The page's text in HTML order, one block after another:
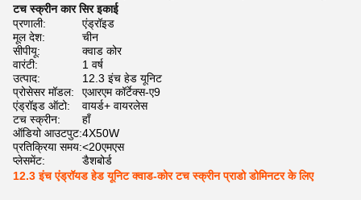
टच स्क्रीन कार सिर इकाई
प्रणाली:
एंड्रॉइड
मूल देश:
चीन
सीपीयू:
क्वाड कोर
वारंटी:
1 वर्ष
उत्पाद:
12.3 इंच हेड यूनिट
प्रोसेसर मॉडल:
एआरएम कॉर्टेक्स-ए9
एंड्रॉइड ऑटो:
वायर्ड+ वायरलेस
टच स्क्रीन:
हाँ
ऑडियो आउटपुट:4X50W
प्रतिक्रिया समय:<20एमएस
प्लेसमेंट:
डैशबोर्ड
12.3 इंच एंड्रॉयड हेड यूनिट क्वाड-कोर टच स्क्रीन प्राडो डोमिनटर के लिए